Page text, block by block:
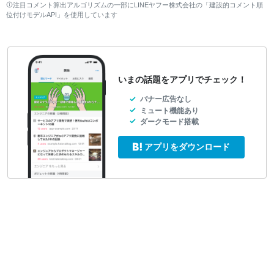
注目コメント算出アルゴリズムの一部にLINEヤフー株式会社の「建設的コメント順
位付けモデルAPI」を使用しています
いまの話題をアプリでチェック！
バナー広告なし
ミュート機能あり
ダークモード搭載
アプリをダウンロード